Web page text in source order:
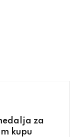
za
kupu